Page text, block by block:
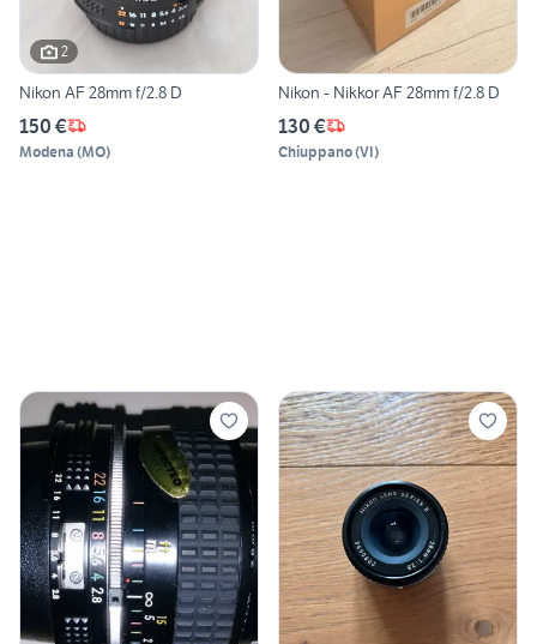
2
Nikon AF 28mm f/2.8 D
150 €
Modena (MO)
Nikon - Nikkor AF 28mm f/2.8 D
130 €
Chiuppano(VI)